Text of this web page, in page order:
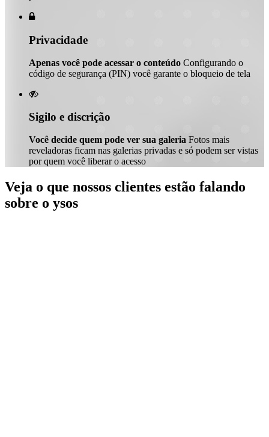

Privacidade
Apenas você pode acessar o conteúdo Configurando o
código de segurança (PIN) você garante o bloqueio de tela

Sigilo e discrição
Você decide quem pode ver sua galeria Fotos mais
reveladoras ficam nas galerias privadas e só podem ser vistas
por quem você liberar o acesso
Veja o que nossos clientes estão falando
sobre o ysos